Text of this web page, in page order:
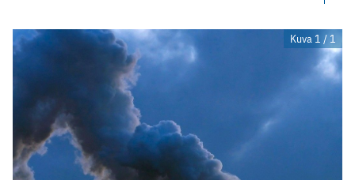
Kuva 1 / 1